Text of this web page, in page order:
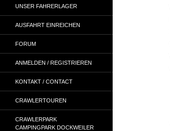
UNSER FAHRERLAGER
AUSFAHRT EINREICHEN
FORUM
ANMELDEN / REGISTRIEREN
KONTAKT / CONTACT
CRAWLERTOUREN
CRAWLERPARK
CAMPINGPARK DOCKWEILER